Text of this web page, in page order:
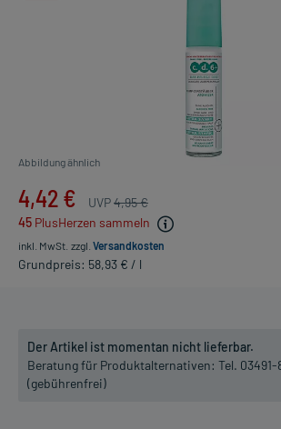
Abbildung ähnlich
4,42 € UVP4,95 €
45 PlusHerzen sammeln
inkl. MwSt. zzgl. Versandkosten
Grundpreis: 58,93 € / l
Der Artikel ist momentan nicht lieferbar.
Beratung für Produktalternativen: Tel. 03491-
(gebührenfrei)